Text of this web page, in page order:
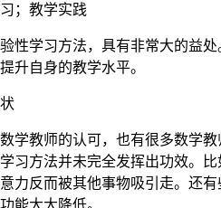
；教学实践
性学习方法，具有非常大的益
升自身的教学水平。
学教师的认可，也有很多数学
习方法并未完全发挥出功效。
力反而被其他事物吸引走。还
能大大降低。